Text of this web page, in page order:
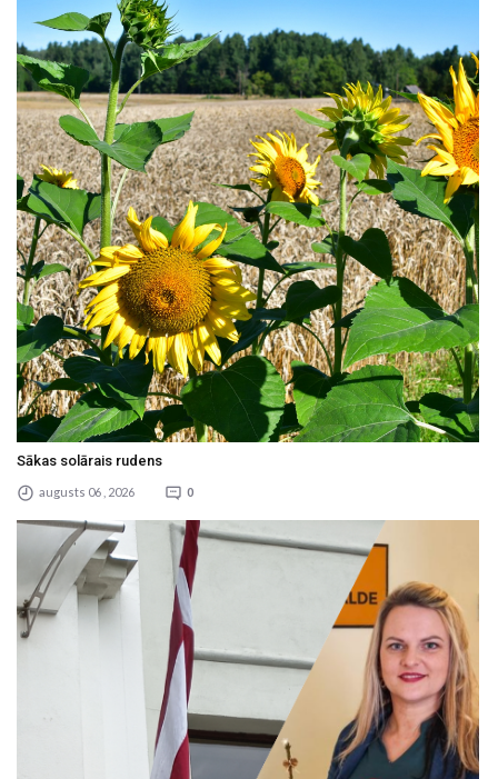
Sākas solārais rudens
augusts 06 , 2026 0